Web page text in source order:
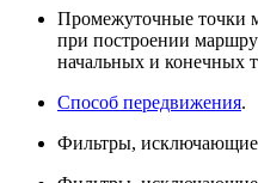
Промежуточные точки
при построении
начальных и конечных
Способ передвижения.
Фильтры, исключающие